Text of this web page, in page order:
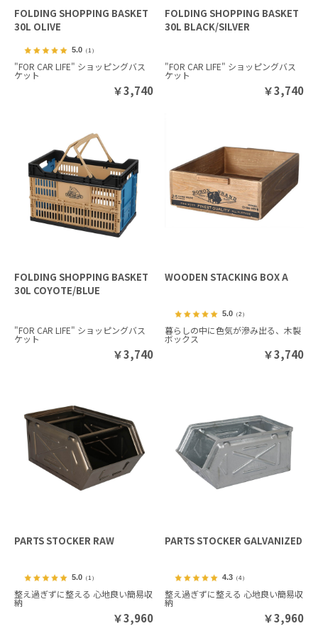
FOLDING SHOPPING BASKET
30L OLIVE
5.0（1）
"FOR CAR LIFE" ショッピングバス
ケット
￥3,740
FOLDING SHOPPING BASKET
30L BLACK/SILVER
"FOR CAR LIFE" ショッピングバス
ケット
￥3,740
FOLDING SHOPPING BASKET
30L COYOTE/BLUE
"FOR CAR LIFE" ショッピングバス
ケット
￥3,740
WOODEN STACKING BOX A
5.0 （2）
暮らしの中に色気が滲み出る、木製
ボックス
￥3,740
PARTS STOCKER RAW
5.0（1）
整え過ぎずに整える 心地良い簡易収
納
￥3,960
PARTS STOCKER GALVANIZED
4.3 （4）
整え過ぎずに整える 心地良い簡易収
納
￥3,960